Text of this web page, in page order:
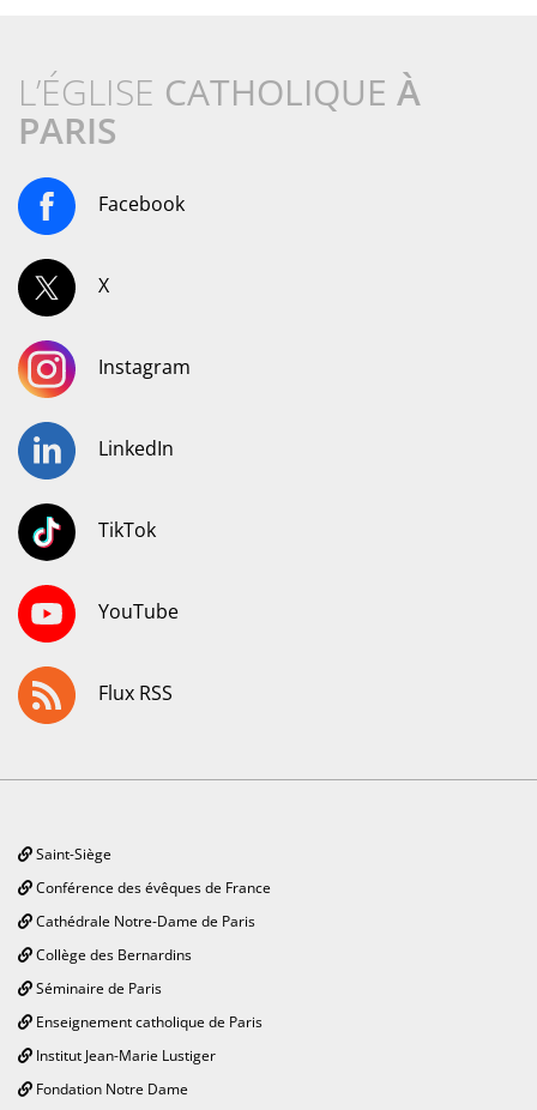
L’ÉGLISE CATHOLIQUE À
PARIS
Facebook
X
Instagram
LinkedIn
TikTok
YouTube
Flux RSS
Saint-Siège
Conférence des évêques de France
Cathédrale Notre-Dame de Paris
Collège des Bernardins
Séminaire de Paris
Enseignement catholique de Paris
Institut Jean-Marie Lustiger
Fondation Notre Dame